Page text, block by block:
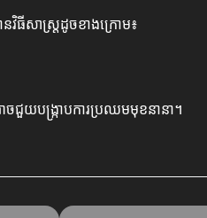
វិធីសាស្ត្រដូចខាងក្រោម៖
ចជួយបង្រ្កាបការប្រឈមមុខនានា។